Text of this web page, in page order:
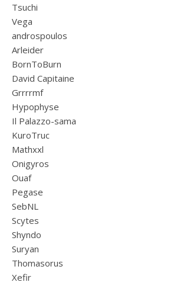
Tsuchi
Vega
androspoulos
Arleider
BornToBurn
David Capitaine
Grrrrmf
Hypophyse
Il Palazzo-sama
KuroTruc
Mathxxl
Onigyros
Ouaf
Pegase
SebNL
Scytes
Shyndo
Suryan
Thomasorus
Xefir